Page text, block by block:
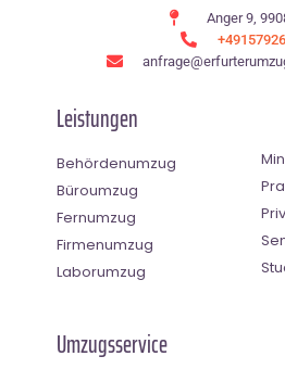
Anger 9,
Leistungen
Behördenumzug
Büroumzug
Fernumzug
Firmenumzug
Laborumzug
Umzugsservice